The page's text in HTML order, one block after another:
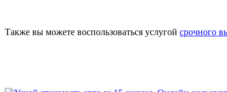
Также вы можете воспользоваться услугой срочного